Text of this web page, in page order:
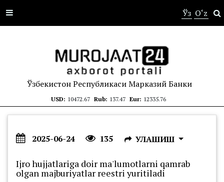
Ўз O‘z
Ўзбекистон Республикаси Марказий Банки
USD: 10472.67 Rub: 137.47 Eur: 12335.76
2025-06-24 135 УЛАШИШ
Ijro hujjatlariga doir ma'lumotlarni qamrab
olgan majburiyatlar reestri yuritiladi